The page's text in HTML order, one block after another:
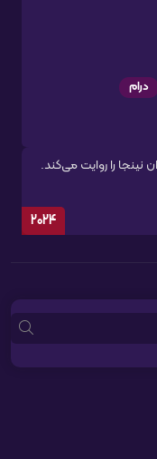
درام
نینجا را روایت می‌کند.
2024